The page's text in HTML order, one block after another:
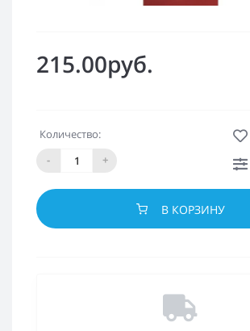
215.00руб.
Количество:
-
+
В КОРЗИНУ